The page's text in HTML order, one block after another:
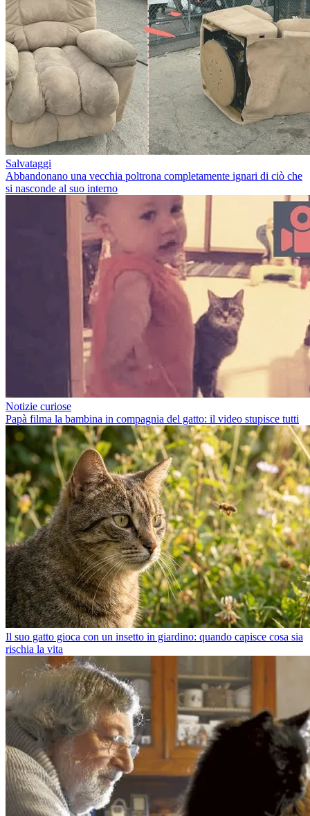
Salvataggi
Abbandonano una vecchia poltrona completamente ignari di ciò che
si nasconde al suo interno
Notizie curiose
Papà filma la bambina in compagnia del gatto: il video stupisce tutti
Il suo gatto gioca con un insetto in giardino: quando capisce cosa sia
rischia la vita